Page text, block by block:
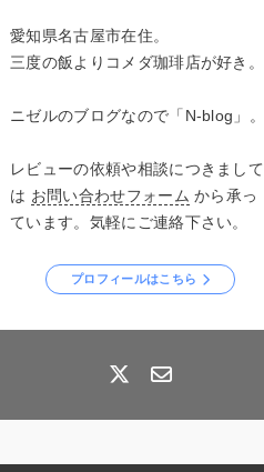
愛知県名古屋市在住。
三度の飯よりコメダ珈琲店が好き。
ニゼルのブログなので「N-blog」。
レビューの依頼や相談につきまして
は お問い合わせフォーム から承っ
ています。気軽にご連絡下さい。
プロフィールはこちら